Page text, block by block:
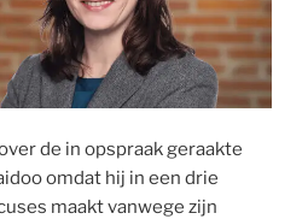
de in opspraak geraakte
omdat hij in een drie
maakt vanwege zijn